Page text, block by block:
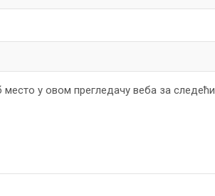
место у овом прегледачу веба за